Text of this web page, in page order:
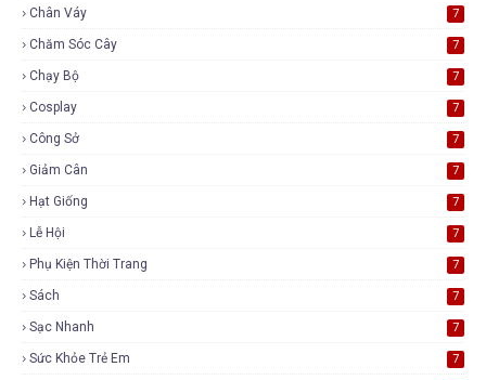
Chân Váy 7
Chăm Sóc Cây 7
Chạy Bộ 7
Cosplay 7
Công Sở 7
Giảm Cân 7
Hạt Giống 7
Lễ Hội 7
Phụ Kiện Thời Trang 7
Sách 7
Sạc Nhanh 7
Sức Khỏe Trẻ Em 7